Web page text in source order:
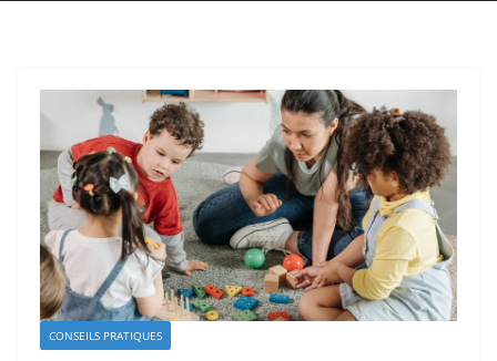
CONSEILS PRATIQUES